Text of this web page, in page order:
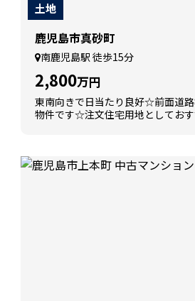
土地
鹿児島市真砂町
南鹿児島駅 徒歩15分
2,800万円
東南向きで日当たり良好☆前面道
物件です☆注文住宅用地としてお